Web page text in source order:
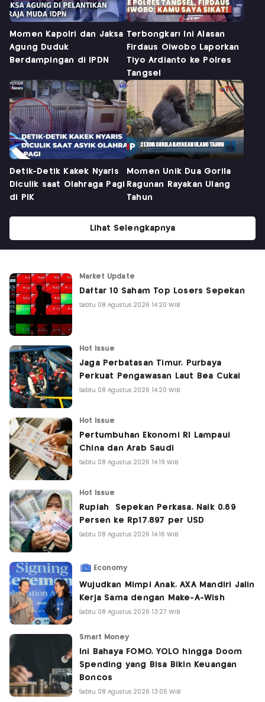
Momen Kapolri dan Jaksa
Agung Duduk
Berdampingan di IPDN
Terbongkar! Ini Alasan
Firdaus Oiwobo Laporkan
Tiyo Ardianto ke Polres
Tangsel
Detik-Detik Kakek Nyaris
Diculik saat Olahraga Pagi
di PIK
Momen Unik Dua Gorila
Ragunan Rayakan Ulang
Tahun
Lihat Selengkapnya
Market Update
Daftar 10 Saham Top Losers Sepekan
Sabtu 08 Agustus 2026 14:20 WIB
Hot Issue
Jaga Perbatasan Timur, Purbaya
Perkuat Pengawasan Laut Bea Cukai
Sabtu 08 Agustus 2026 14:20 WIB
Hot Issue
Pertumbuhan Ekonomi RI Lampaui
China dan Arab Saudi
Sabtu 08 Agustus 2026 14:19 WIB
Hot Issue
Rupiah Sepekan Perkasa, Naik 0,69
Persen ke Rp17.897 per USD
Sabtu 08 Agustus 2026 14:16 WIB
Economy
Wujudkan Mimpi Anak, AXA Mandiri Jalin
Kerja Sama dengan Make-A-Wish
Sabtu 08 Agustus 2026 13:27 WIB
Smart Money
Ini Bahaya FOMO, YOLO hingga Doom
Spending yang Bisa Bikin Keuangan
Boncos
Sabtu 08 Agustus 2026 13:05 WIB